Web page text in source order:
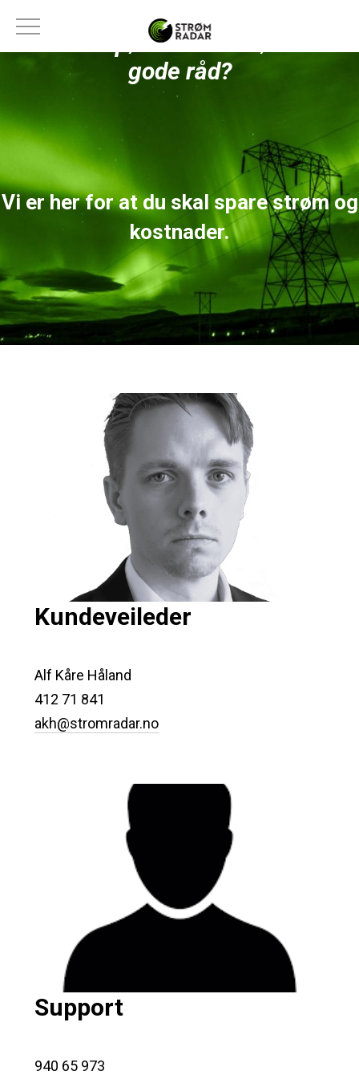
Har du spørsmål eller ønsker
gode råd?
Vi er her for at du skal spare strøm og
kostnader.
Kundeveileder
Alf Kåre Håland
412 71 841
akh@stromradar.no
Support
940 65 973